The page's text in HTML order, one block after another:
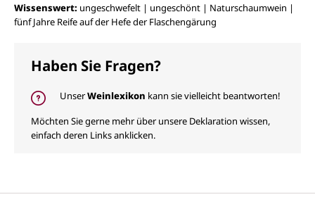
Wissenswert: ungeschwefelt | ungeschönt | Naturschaumwein |
fünf Jahre Reife auf der Hefe der Flaschengärung
Haben Sie Fragen?
UnserWeinlexikon kann sie vielleicht beantworten!
Möchten Sie gerne mehr über unsere Deklaration wissen,
einfach deren Links anklicken.